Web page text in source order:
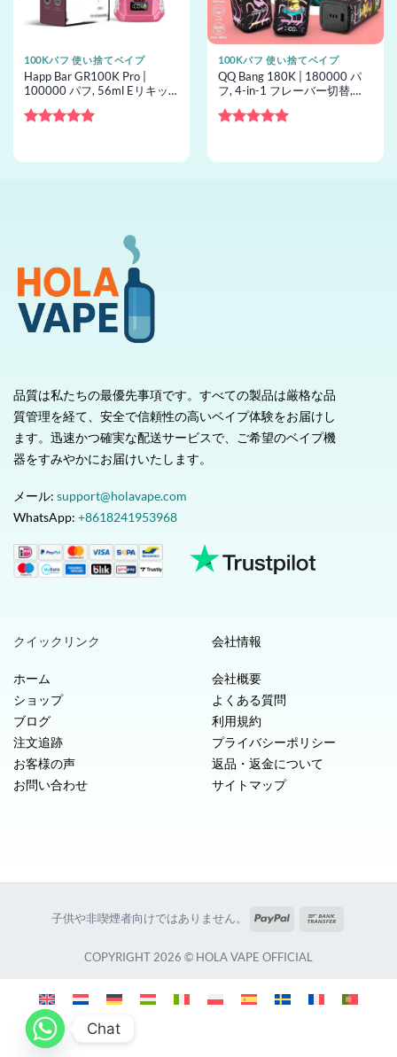
100Kパフ 使い捨てベイプ
Happ Bar GR100K Pro |
100000 パフ, 56ml Eリキッ
バー, 使い捨てベイプ卸売
100Kパフ 使い捨てベイプ
QQ Bang 180K | 180000 パ
フ, 4-in-1 フレーバー切替,
イル, 使い捨てベイプ卸売
品質は私たちの最優先事項です。すべての製品は厳格な品
質管理を経て、安全で信頼性の高いベイプ体験をお届けし
ます。迅速かつ確実な配送サービスで、ご希望のベイプ機
器をすみやかにお届けいたします。
メール: support@holavape.com
WhatsApp: +8618241953968
クイックリンク
ホーム
ショップ
ブログ
注文追跡
お客様の声
お問い合わせ
会社情報
会社概要
よくある質問
利用規約
プライバシーポリシー
返品・返金について
サイトマップ
子供や非喫煙者向けではありません。 PayPal
COPYRIGHT 2026 © HOLA VAPE OFFICIAL
Chat